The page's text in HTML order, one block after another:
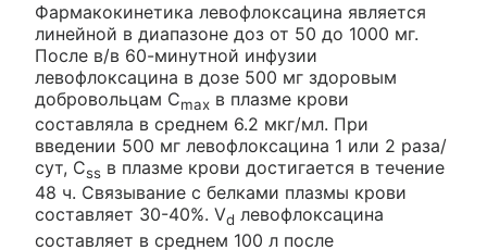
Фармакокинетика левофлоксацина является
линейной в диапазоне доз от 50 до 1000 мг.
После в/в 60-минутной инфузии
левофлоксацина в дозе 500 мг здоровым
добровольцам Cmax в плазме крови
составляла в среднем 6.2 мкг/мл. При
введении 500 мг левофлоксацина 1 или 2 раза/
сут, Css в плазме крови достигается в течение
48 ч. Связывание с белками плазмы крови
составляет 30-40%. Vd левофлоксацина
составляет в среднем 100 л после